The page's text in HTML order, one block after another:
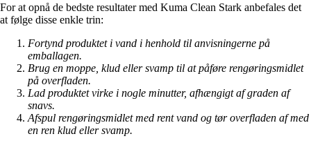
For at opnå de bedste resultater med Kuma Clean Stark anbefales det
at følge disse enkle trin:
Fortynd produktet i vand i henhold til anvisningerne på
emballagen.
Brug en moppe, klud eller svamp til at påføre rengøringsmidlet
på overfladen.
Lad produktet virke i nogle minutter, afhængigt af graden af
snavs.
Afspul rengøringsmidlet med rent vand og tør overfladen af med
en ren klud eller svamp.